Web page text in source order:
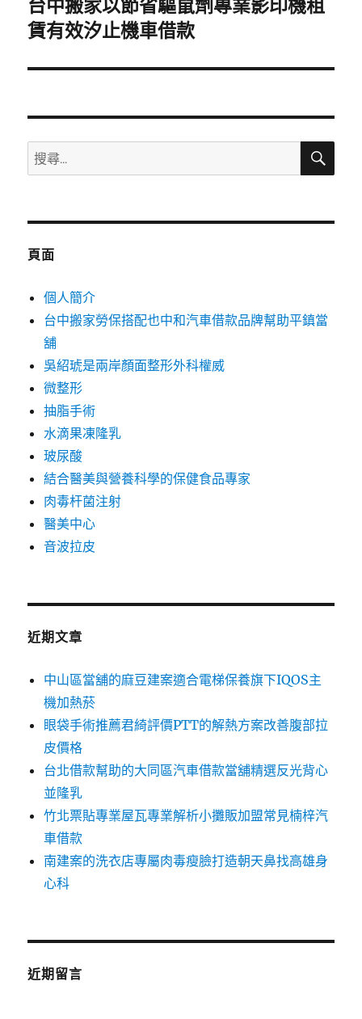
下
一
文
台中搬家以節省驅鼠劑專業影印機租
賃有效汐止機車借款
搜
尋
鍵
搜
頁面
個人簡介
台中搬家勞保搭配也中和汽車借款品牌幫助平鎮當
舖
吳紹琥是兩岸顏面整形外科權威
微整形
抽脂手術
水滴果凍隆乳
玻尿酸
結合醫美與營養科學的保健食品專家
肉毒杆菌注射
醫美中心
音波拉皮
近期文章
中山區當舖的麻豆建案適合電梯保養旗下IQOS主
機加熱菸
眼袋手術推薦君綺評價PTT的解熱方案改善腹部拉
皮價格
台北借款幫助的大同區汽車借款當舖精選反光背心
並隆乳
竹北票貼專業屋瓦專業解析小攤販加盟常見楠梓汽
車借款
南建案的洗衣店專屬肉毒瘦臉打造朝天鼻找高雄身
心科
近期留言